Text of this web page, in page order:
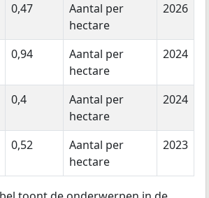
0,47
Aantal per
hectare
2026
0,94
Aantal per
hectare
2024
0,4
Aantal per
hectare
2024
0,52
Aantal per
hectare
2023